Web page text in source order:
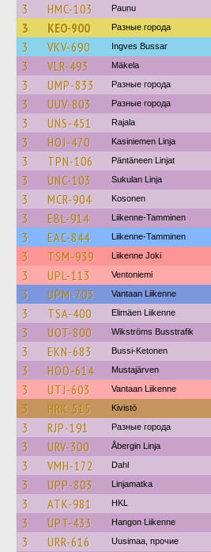
3 HMC-103 Paunu
3 KEO-900 Разные города
3 VKV-690 Ingves Bussar
3 VLR-493 Mäkela
3 UMP-833 Разные города
3 UUV-803 Разные города
3 UNS-451 Rajala
3 HOJ-470 Kasiniemen Linja
3 TPN-106 Päntäneen Linjat
3 UNC-103 Sukulan Linja
3 MCR-904 Kosonen
3 EBL-914 Liikenne-Tamminen
3 EAC-844 Liikenne-Tamminen
3 TSM-939 Liikenne Joki
3 UPL-113 Ventoniemi
3 UPM-703 Vantaan Liikenne
3 TSA-400 Elimäen Liikenne
3 UOT-800 Wikströms Busstrafik
3 EKN-683 Bussi-Ketonen
3 HOO-614 Mustajärven
3 UTJ-603 Vantaan Liikenne
3 HRK-515 Kivistö
3 RJP-191 Разные города
3 URV-300 Åbergin Linja
3 VMH-172 Dahl
3 UPP-803 Linjamatka
3 ATK-981 HKL
3 UPT-433 Hangon Liikenne
3 URR-616 Uusimaa, прочие